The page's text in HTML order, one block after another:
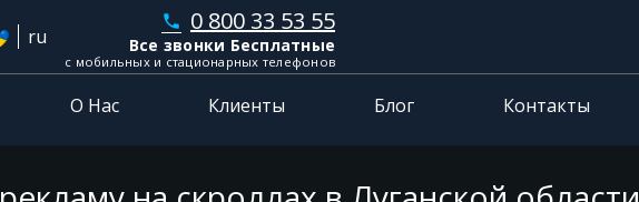
ru
phone 0 800 33 53 55
Все звонки Бесплатные
с мобильных и стационарных телефонов
О Нас Клиенты Блог Контакты